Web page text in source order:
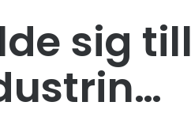
sig till